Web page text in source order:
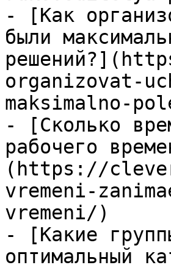
- [Как
были
organizovat-
maksimalno-
- [Сколько
рабочего
(https://
vremeni-
vremeni/)
- [Какие
оптимальный